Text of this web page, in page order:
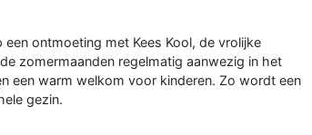
ontmoeting met Kees Kool, de vrolijke
zomermaanden regelmatig aanwezig in het
een warm welkom voor kinderen. Zo wordt een
gezin.